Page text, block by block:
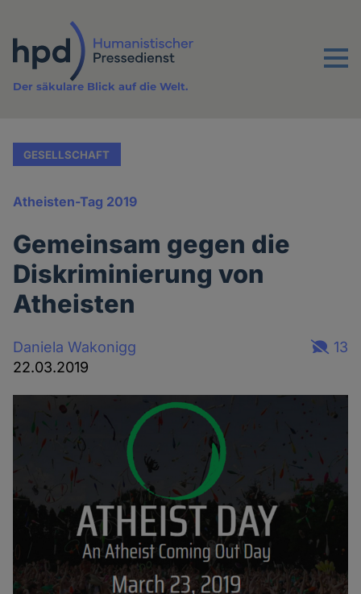
Inhalt
Menu
Der säkulare Blick auf die Welt.
GESELLSCHAFT
Atheisten-Tag 2019
Gemeinsam gegen die
Diskriminierung von
Atheisten
Daniela Wakonigg
22.03.2019
13